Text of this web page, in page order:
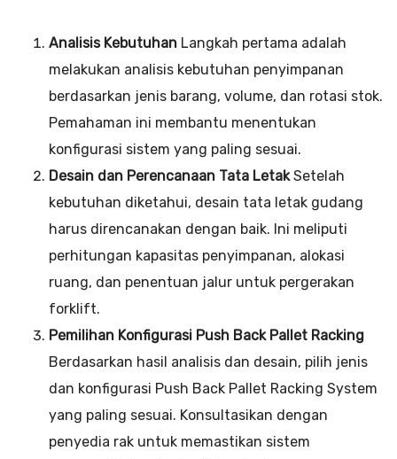
Analisis Kebutuhan Langkah pertama adalah
melakukan analisis kebutuhan penyimpanan
berdasarkan jenis barang, volume, dan rotasi stok.
Pemahaman ini membantu menentukan
konfigurasi sistem yang paling sesuai.
Desain dan Perencanaan Tata LetakSetelah
kebutuhan diketahui, desain tata letak gudang
harus direncanakan dengan baik. Ini meliputi
perhitungan kapasitas penyimpanan, alokasi
ruang, dan penentuan jalur untuk pergerakan
forklift.
Pemilihan Konfigurasi Push Back Pallet Racking
Berdasarkan hasil analisis dan desain, pilih jenis
dan konfigurasi Push Back Pallet Racking System
yang paling sesuai. Konsultasikan dengan
penyedia rak untuk memastikan sistem